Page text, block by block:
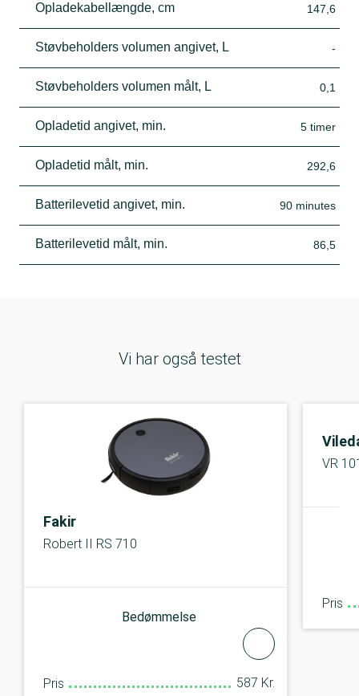
Opladekabellængde, cm 147,6
Støvbeholders volumen angivet, L -
Støvbeholders volumen målt, L 0,1
Opladetid angivet, min. 5 timer
Opladetid målt, min. 292,6
Batterilevetid angivet, min. 90 minutes
Batterilevetid målt, min. 86,5
Vi har også testet
Fakir
Robert II RS 710
Bedømmelse
Pris 587 Kr.
VR
Pris